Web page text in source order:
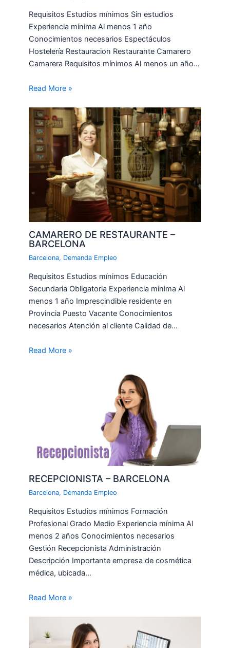
Requisitos Estudios mínimos Sin estudios
Experiencia mínima Al menos 1 año
Conocimientos necesarios Espectáculos
Hostelería Restauracion Restaurante Camarero
Camarera Requisitos mínimos Al menos un año…
Read More »
CAMARERO DE RESTAURANTE –
BARCELONA
Barcelona, Demanda Empleo
Requisitos Estudios mínimos Educación
Secundaria Obligatoria Experiencia mínima Al
menos 1 año Imprescindible residente en
Provincia Puesto Vacante Conocimientos
necesarios Atención al cliente Calidad de…
Read More »
RECEPCIONISTA – BARCELONA
Barcelona, Demanda Empleo
Requisitos Estudios mínimos Formación
Profesional Grado Medio Experiencia mínima Al
menos 2 años Conocimientos necesarios
Gestión Recepcionista Administración
Descripción Importante empresa de cosmética
médica, ubicada…
Read More »